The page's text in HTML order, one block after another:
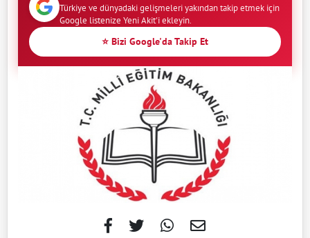
Türkiye ve dünyadaki gelişmeleri yakından takip etmek için
Google listenize Yeni Akit'i ekleyin.
⭐ Bizi Google'da Takip Et